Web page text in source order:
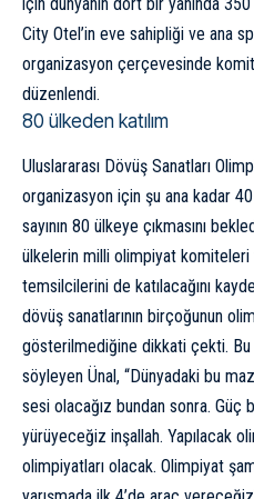
City Otel’in eve sahipliği ve ana
organizasyon çerçevesinde
düzenlendi.
80 ülkeden katılım
Uluslararası Dövüş Sanatları
organizasyon için şu ana kadar
sayının 80 ülkeye çıkmasını
ülkelerin milli olimpiyat komiteleri
temsilcilerini de katılacağını
dövüş sanatlarının birçoğunun
gösterilmediğine dikkati çekti. Bu
söyleyen Ünal, “Dünyadaki bu
sesi olacağız bundan sonra.
yürüyeceğiz inşallah. Yapılacak
olimpiyatları olacak. Olimpiyat